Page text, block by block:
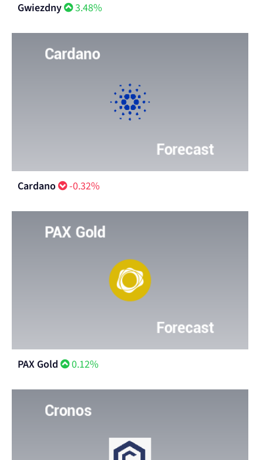
Gwiezdny 3.48%
Cardano -0.32%
PAX Gold 0.12%